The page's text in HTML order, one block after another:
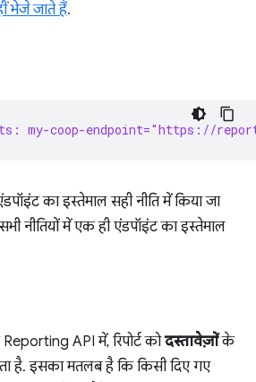
भेजे जाते हैं.
my-coop-endpoint="https://
का इस्तेमाल सही नीति में किया जा
नीतियों में एक ही एंडपॉइंट का इस्तेमाल
API में, रिपोर्ट कोदस्तावेज़ोंके
है. इसका मतलब है कि किसी दिए गए